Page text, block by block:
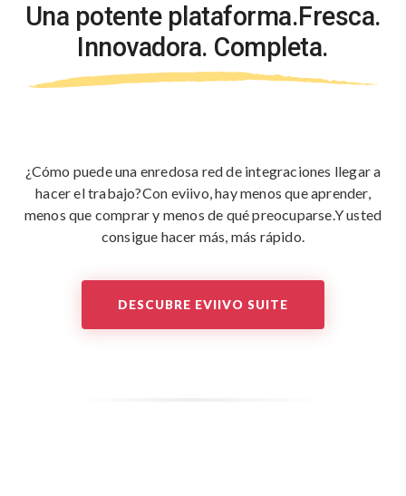
Una potente plataforma.Fresca.
Innovadora. Completa.
¿Cómo puede una enredosa red de integraciones llegar a
hacer el trabajo?Con eviivo, hay menos que aprender,
menos que comprar y menos de qué preocuparse.Y usted
consigue hacer más, más rápido.
DESCUBRE EVIIVO SUITE